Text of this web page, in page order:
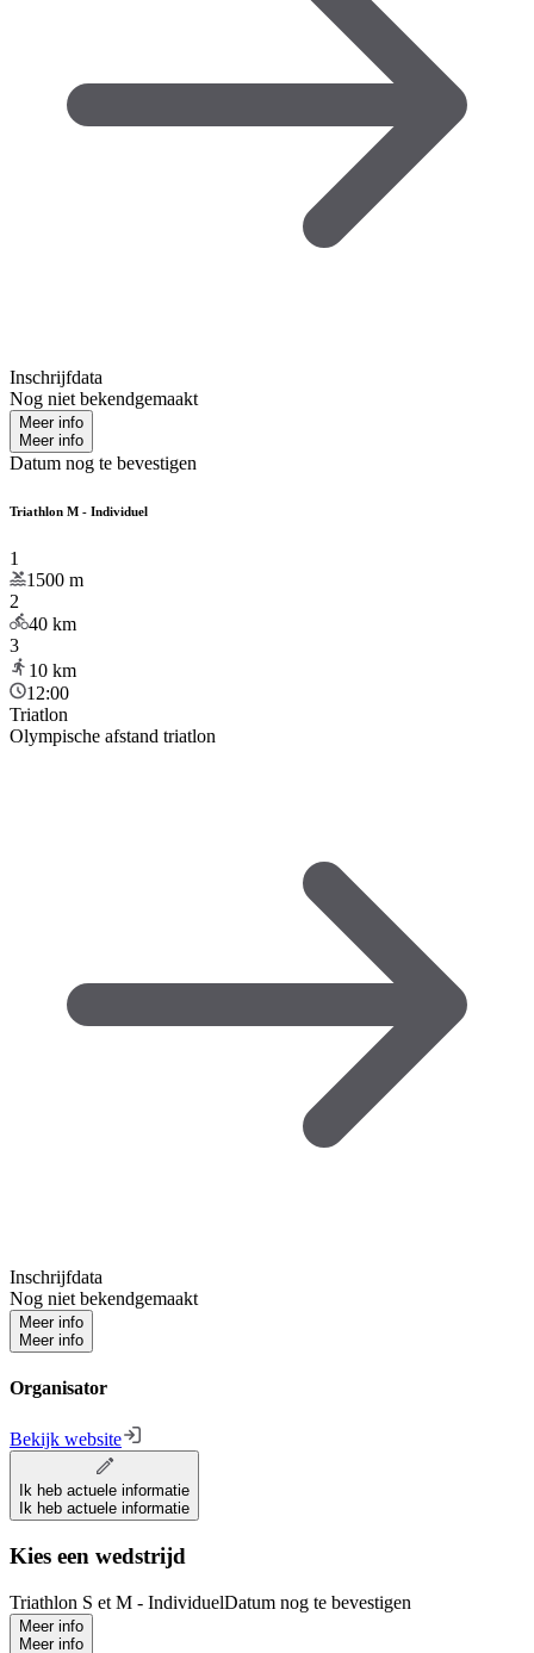
Inschrijfdata
Nog niet bekendgemaakt
Meer info
Meer info
Datum nog te bevestigen
Triathlon M - Individuel
1
1500 m
2
40 km
3
10 km
12:00
Triatlon
Olympische afstand triatlon
Inschrijfdata
Nog niet bekendgemaakt
Meer info
Meer info
Organisator
Bekijk website
Ik heb actuele informatie
Ik heb actuele informatie
Kies een wedstrijd
Triathlon S et M - IndividuelDatum nog te bevestigen
Meer info
Meer info